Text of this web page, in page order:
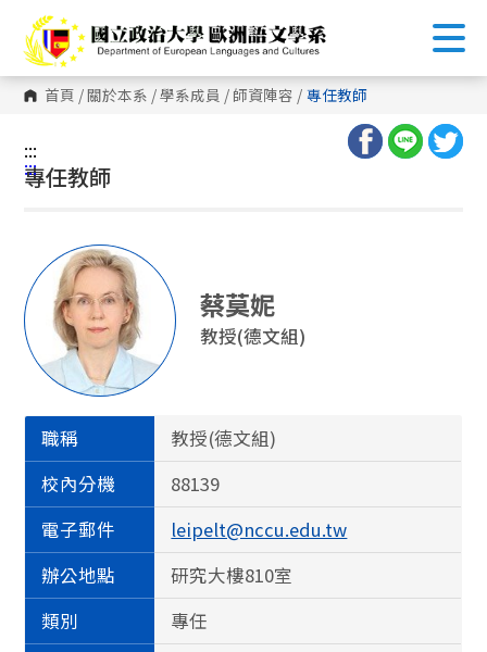
到
主
要
內
容 首頁 /關於本系 /學系成員 / 師資陣容 / 專任教師
:::
:::
專任教師
蔡莫妮
教授(德文組)
職稱
教授(德文組)
校內分機
88139
電子郵件
leipelt@nccu.edu.tw
辦公地點
研究大樓810室
類別
專任